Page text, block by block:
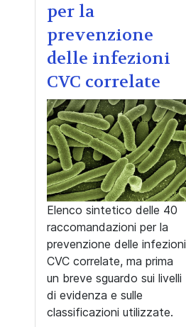
per la
prevenzione
delle infezioni
CVC correlate
Elenco sintetico delle 40
raccomandazioni per la
prevenzione delle infezioni
CVC correlate, ma prima
un breve sguardo sui livelli
di evidenza e sulle
classificazioni utilizzate.